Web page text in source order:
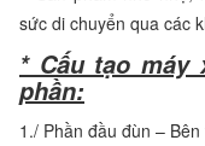
sức di chuyển qua các
* Cấu tạo
phần:
1./ Phần đầu đùn –